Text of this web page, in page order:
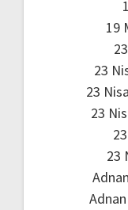
19
23
23
23
23